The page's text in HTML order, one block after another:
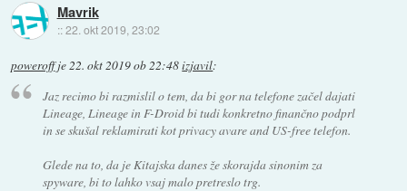
Mavrik
::22. okt 2019, 23:02
poweroffje22. okt 2019 ob 22:48izjavil:
Jaz recimo bi razmislil o tem, da bi gor na telefone začel dajati
Lineage, Lineage in F-Droid bi tudi konkretno finančno podprl
in se skušal reklamirati kot privacy avare and US-free telefon.
Glede na to, da je Kitajska danes že skorajda sinonim za
spyware, bi to lahko vsaj malo pretreslo trg.